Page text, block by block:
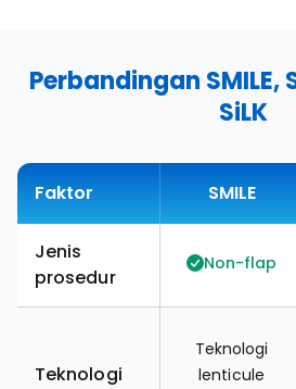
Perbandingan SMILE,
SiLK
Faktor SMILE
Jenis
prosedur
Non-flap
Teknologi
Teknologi
lenticule